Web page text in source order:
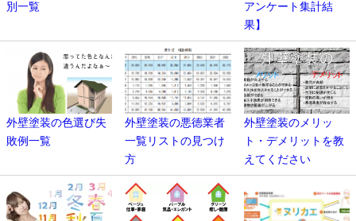
別一覧
アンケート集計結
果】
外壁塗装の色選び失
敗例一覧
外壁塗装の悪徳業者
一覧リストの見つけ
方
外壁塗装のメリッ
ト・デメリットを教
えてください